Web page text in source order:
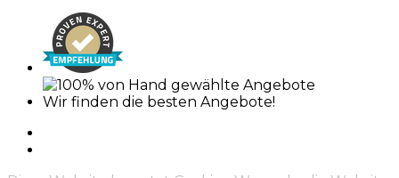
Wir finden die besten Angebote!